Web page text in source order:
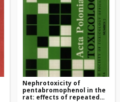
Nephrotoxicity of
pentabromophenol in the
rat: effects of repeated